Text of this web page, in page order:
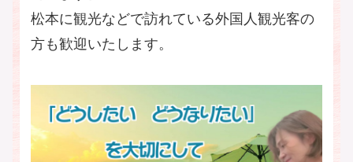
松本に観光などで訪れている外国人観光客の
方も歓迎いたします。